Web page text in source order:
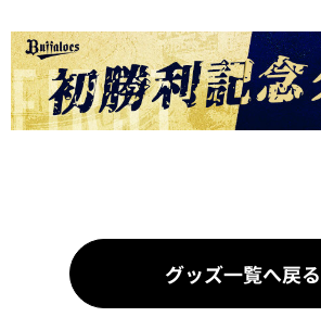
グッズ一覧へ戻る